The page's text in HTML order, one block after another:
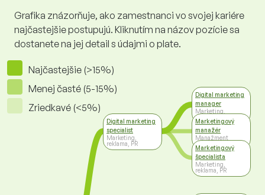
Grafika znázorňuje, ako zamestnanci vo svojej kariére
najčastejšie postupujú. Kliknutím na názov pozície sa
dostanete na jej detail s údajmi o plate.
Najčastejšie (>15%)
Menej časté (5-15%)
Zriedkavé (<5%)
Digital marketing
specialist
Marketing,
reklama, PR
Digital marketing
manager
Marketing,
reklama, PR
Marketingový
manažér
Manažment
Marketingový
špecialista
Marketing,
reklama, PR